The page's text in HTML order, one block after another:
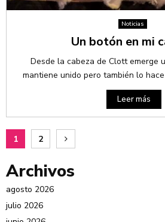
Noticias
Un botón en mi
Desde la cabeza de Clott emerge
mantiene unido pero también lo
Leer más
1 2
Archivos
agosto 2026
julio 2026